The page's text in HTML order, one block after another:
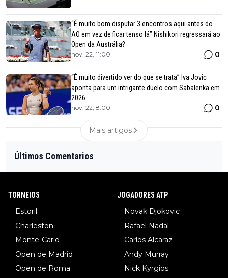
“É muito bom disputar 3 encontros aqui antes do
AO em vez de ficar tenso lá” Nishikori regressará ao
Open da Austrália?
nov. 22, 11:00 0
“É muito divertido ver do que se trata” Iva Jovic
aponta para um intrigante duelo com Sabalenka em
2026
nov. 22, 8:00 0
Mais artigos
Últimos Comentarios
TORNEIOS
Estoril
Charleston
Monte-Carlo
Open de Madrid
Open de Roma
JOGADORES ATP
Novak Djokovic
Rafael Nadal
Carlos Alcaraz
Andy Murray
Nick Kyrgios